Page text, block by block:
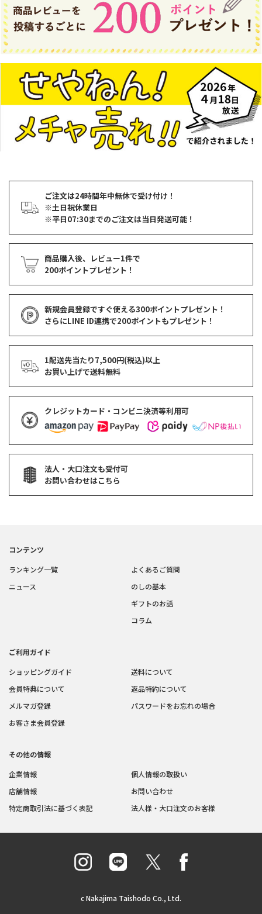
ご注文は24時間年中無休で受け付け！
※土日祝休業日
※平日07:30までのご注文は当日発送可能！
商品購入後、レビュー1件で
200ポイントプレゼント！
新規会員登録ですぐ使える300ポイントプレゼント！
さらにLINE ID連携で200ポイントもプレゼント！
1配送先当たり7,500円(税込)以上
お買い上げで送料無料
クレジットカード・コンビニ決済等利用可
法人・大口注文も受付可
お問い合わせはこちら
コンテンツ
ランキング一覧
ニュース
よくあるご質問
のしの基本
ギフトのお話
コラム
ご利用ガイド
ショッピングガイド
会員特典について
メルマガ登録
お客さま会員登録
送料について
返品特約について
パスワードをお忘れの場合
その他の情報
企業情報
店舗情報
特定商取引法に基づく表記
個人情報の取扱い
お問い合わせ
法人様・大口注文のお客様
c Nakajima Taishodo Co., Ltd.